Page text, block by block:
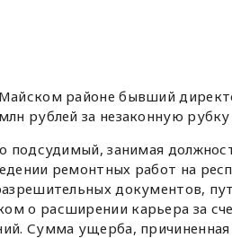
районе бывший
рублей за незаконную рубку
подсудимый, занимая
ремонтных работ на
документов,
о расширении карьера за
Сумма ущерба,